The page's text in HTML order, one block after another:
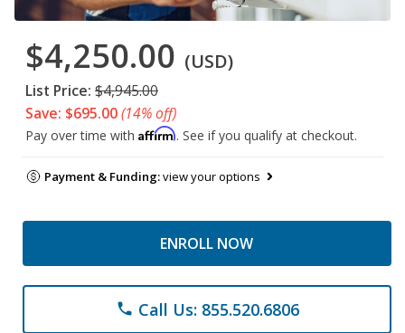
$4,250.00 (USD)
List Price: $4,945.00
Save: $695.00(14% off)
Pay over time with Affirm. See if you qualify at checkout.
Payment & Funding:view your options
ENROLL NOW
phone Call Us: 855.520.6806